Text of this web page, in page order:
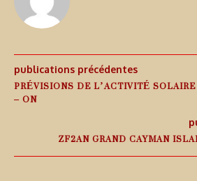
publications précédentes
PRÉVISIONS DE L’ACTIVITÉ
– ON
ZF2AN GRAND CAYMAN